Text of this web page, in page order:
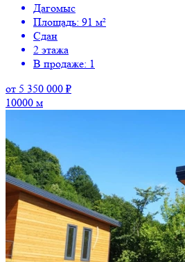
Дагомыс
Площадь: 91 м²
Сдан
2 этажа
В продаже: 1
от 5 350 000 ₽
10000 м